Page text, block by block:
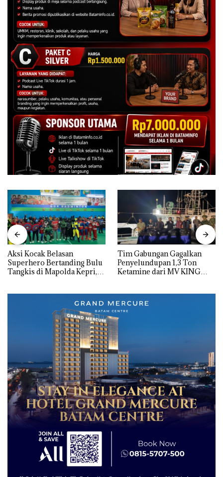
Aksi Kocak Belasan
Superhero Bertanding Bulu
Tangkis di Mapolda Kepri,
Tim Gabungan Gagalkan
Penyelundupan 1,3 Ton
Ketamine dari MV KING